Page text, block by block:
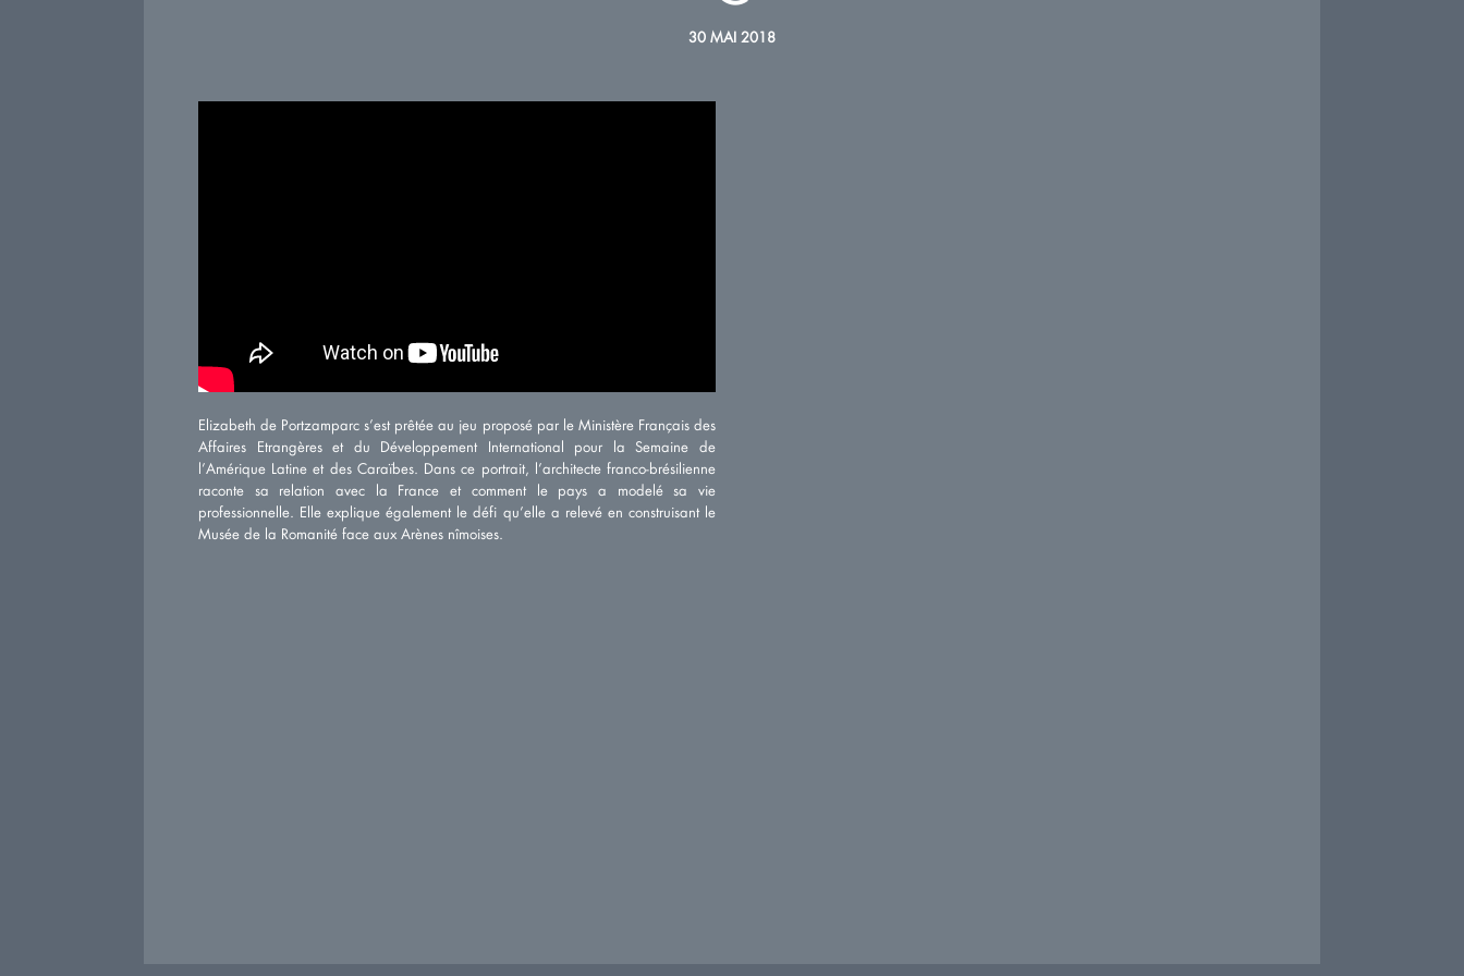
30 MAI 2018
Elizabeth de Portzamparc s’est prêtée au jeu proposé par le Ministère Français des
Affaires Etrangères et du Développement International pour la Semaine de
l’Amérique Latine et des Caraïbes. Dans ce portrait, l’architecte franco-brésilienne
raconte sa relation avec la France et comment le pays a modelé sa vie
professionnelle. Elle explique également le défi qu’elle a relevé en construisant le
Musée de la Romanité face aux Arènes nîmoises.